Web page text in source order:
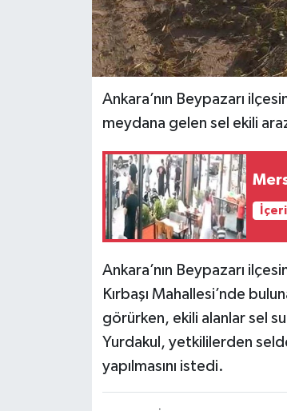
Ankara’nın Beypazarı
meydana gelen sel ekili
Ankara’nın Beypazarı
Kırbaşı Mahallesi’nde
görürken, ekili alanlar sel
Yurdakul, yetkililerden
yapılmasını istedi.